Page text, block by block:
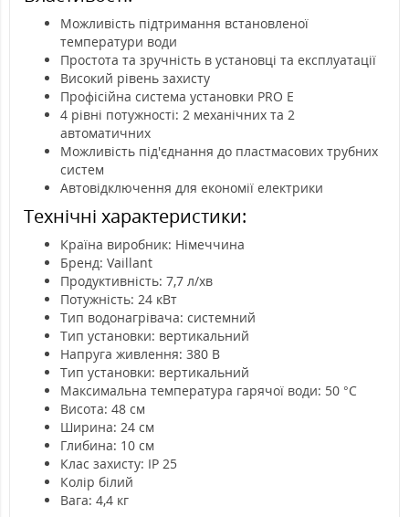
Можливість підтримання встановленої
температури води
Простота та зручність в установці та експлуатації
Високий рівень захисту
Профісійна система установки PRO E
4 рівні потужності: 2 механічних та 2
автоматичних
Можливість під'єднання до пластмасових трубних
систем
Автовідключення для економії електрики
Технічні характеристики:
Країна виробник: Німеччина
Бренд: Vaillant
Продуктивність: 7,7 л/хв
Потужність: 24 кВт
Тип водонагрівача: системний
Тип установки: вертикальний
Напруга живлення: 380 В
Тип установки: вертикальний
Максимальна температура гарячої води: 50 °С
Висота: 48 см
Ширина: 24 см
Глибина: 10 см
Клас захисту: IP 25
Колір білий
Вага: 4,4 кг